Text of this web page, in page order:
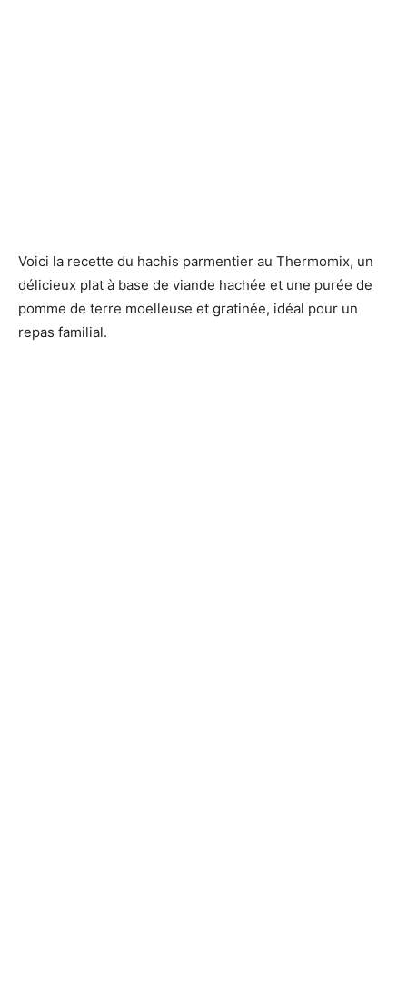
Voici la recette du hachis parmentier au Thermomix, un
délicieux plat à base de viande hachée et une purée de
pomme de terre moelleuse et gratinée, idéal pour un
repas familial.